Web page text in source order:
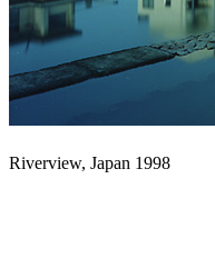
Riverview, Japan 1998